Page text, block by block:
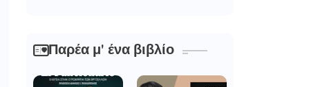
Παρέα μ' ένα βιβλίο